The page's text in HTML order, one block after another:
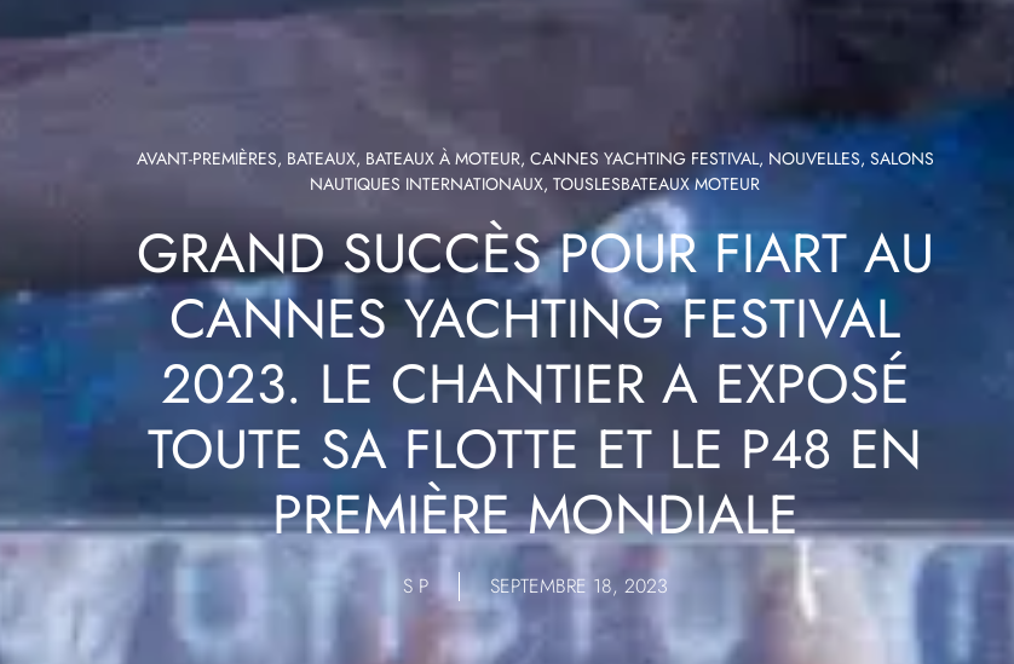
AVANT-PREMIÈRES, BATEAUX, BATEAUX À MOTEUR, CANNES YACHTING FESTIVAL, NOUVELLES, SALONS
NAUTIQUES INTERNATIONAUX,TOUSLESBATEAUX MOTEUR
GRAND SUCCÈS POUR FIART AU
CANNES YACHTING FESTIVAL
2023. LE CHANTIER A EXPOSÉ
TOUTE SA FLOTTE ET LE P48 EN
PREMIÈRE MONDIALE
S P SEPTEMBRE 18, 2023